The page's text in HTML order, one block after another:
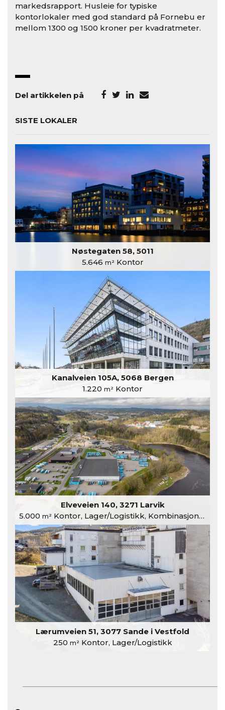
markedsrapport. Husleie for typiske
kontorlokaler med god standard på Fornebu er
mellom 1300 og 1500 kroner per kvadratmeter.
Del artikkelen på
SISTE LOKALER
Nøstegaten 58, 5011
5.646 m²Kontor
Kanalveien 105A, 5068 Bergen
1.220 m² Kontor
Elveveien 140, 3271 Larvik
5.000 m²Kontor, Lager/Logistikk, Kombinasjonslokaler
Lærumveien 51, 3077 Sande i Vestfold
250 m²Kontor, Lager/Logistikk